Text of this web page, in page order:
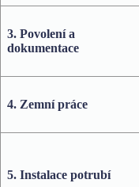
3. Povolení a
dokumentace
4. Zemní práce
5. Instalace potrubí